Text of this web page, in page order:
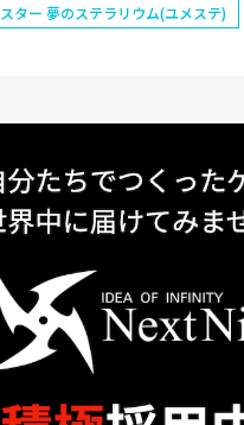
ター 夢のステラリウム(ユメステ)